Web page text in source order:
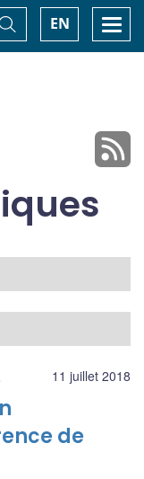
EN
Basculer
la
recherche
11 juillet 2018
de